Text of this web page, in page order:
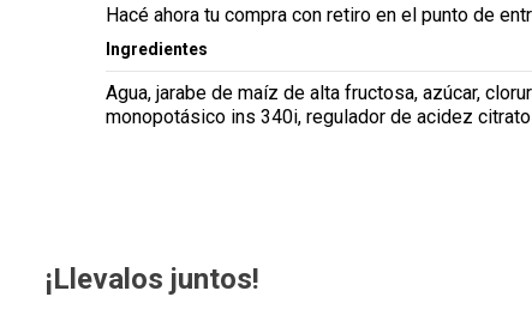
Hacé ahora tu compra con retiro en el punto de
Ingredientes
Agua, jarabe de maíz de alta fructosa, azúcar,
monopotásico ins 340i, regulador de acidez
¡Llevalos juntos!